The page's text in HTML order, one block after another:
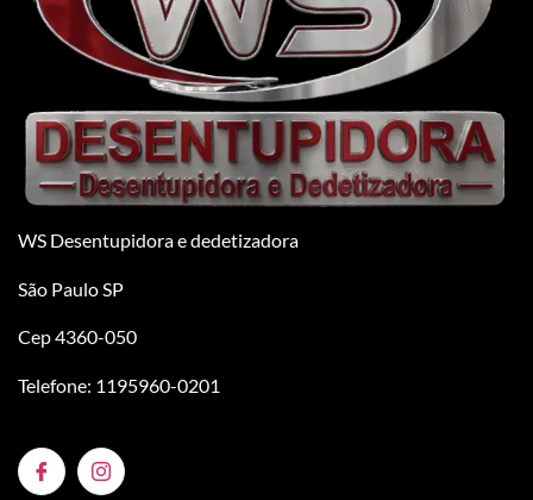
WS Desentupidora e dedetizadora
São Paulo SP
Cep 4360-050
Telefone: 1195960-0201